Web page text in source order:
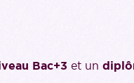
Bac+3 et un